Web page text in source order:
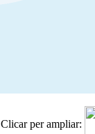
Clicar per ampliar: